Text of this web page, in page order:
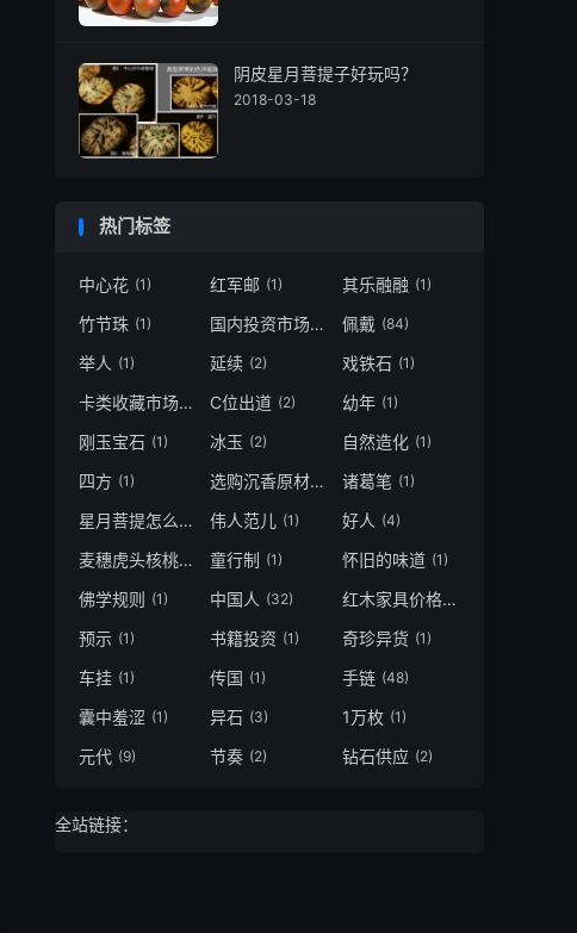
阴皮星月菩提子好玩吗？
2018-03-18
热门标签
中心花 (1) 红军邮 (1) 其乐融融 (1)
竹节珠 (1) 国内投资市场
(1) 佩戴 (84)
举人 (1) 延续 (2) 戏铁石 (1)
卡类收藏市场
(1) C位出道 (2) 幼年 (1)
刚玉宝石 (1) 冰玉 (2) 自然造化 (1)
四方 (1) 选购沉香原材
(1) 诸葛笔 (1)
星月菩提怎么辨别真假 (1)
伟人范儿 (1) 好人 (4)
麦穗虎头核桃
(1) 童行制 (1) 怀旧的味道 (1)
佛学规则 (1) 中国人 (32) 红木家具价格(3)
预示 (1) 书籍投资 (1) 奇珍异货 (1)
车挂 (1) 传国 (1) 手链 (48)
囊中羞涩 (1) 异石 (3) 1万枚 (1)
元代 (9) 节奏 (2) 钻石供应 (2)
全站链接：